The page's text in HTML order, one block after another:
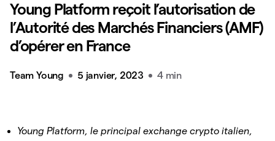
Young Platform reçoit l’autorisation de
l’Autorité des Marchés Financiers (AMF)
d’opérer en France
Team Young 5 janvier, 2023 4 min
Young Platform, le principal exchange crypto italien,